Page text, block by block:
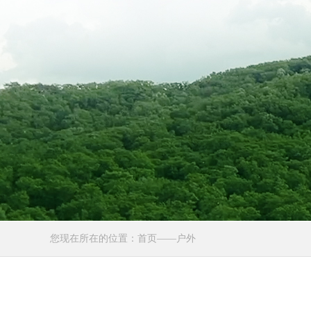
您现在所在的位置：首页——户外